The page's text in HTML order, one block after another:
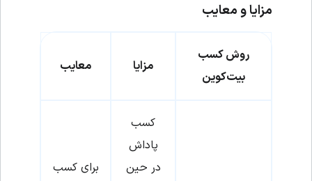
مزایا و معایب
روش کسب
بیت‌کوین
مزایا معایب
کسب
پاداش
در حین
برای کسب